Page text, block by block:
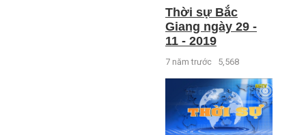
Thời sự Bắc
Giang ngày 29 -
11 - 2019
7 năm trước 5,568